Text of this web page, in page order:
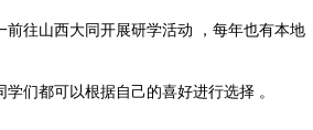
往山西大同开展研学活动 ，每年也有本地
们都可以根据自己的喜好进行选择 。